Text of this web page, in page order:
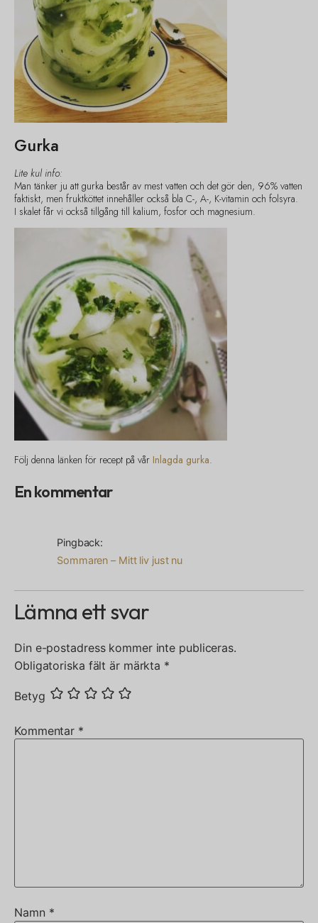
Gurka
Lite kul info:
Man tänker ju att gurka består av mest vatten och det gör den, 96% vatten
faktiskt, men fruktköttet innehåller också bla C-, A-, K-vitamin och folsyra.
I skalet får vi också tillgång till kalium, fosfor och magnesium.
Följ denna länken för recept på vår Inlagda gurka.
En kommentar
Pingback:
Sommaren – Mitt liv just nu
Lämna ett svar
Din e-postadress kommer inte publiceras.
Obligatoriska fält är märkta *
Betyg
Kommentar *
Namn *